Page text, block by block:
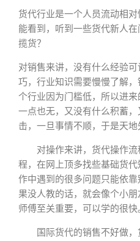
货代行业是一个人员流动相
能看到，听到一些货代新人
揽货？
对销售来讲，没有什么经验
巧，行业知识需要慢慢了解
个行业因为门槛低，所以进
一点也无，又没有什么积蓄
击，一旦事情不顺，于是天地
对操作来讲，货代操作流
程，在网上顶多找些基础货
作中遇到的很多问题只能依
果没人教的话，就会像个小
师傅至关重要，可以学的很快
国际货代的销售不好做，